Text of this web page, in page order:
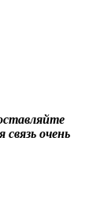
очень